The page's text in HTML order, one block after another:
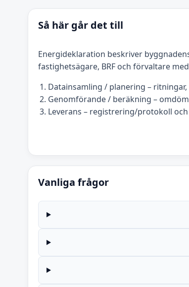
Så här går det till
Energideklaration beskriver
fastighetsägare, BRF och förvaltare
Datainsamling / planering –
Genomförande / beräkning –
Leverans – registrering/protokoll
Vanliga frågor